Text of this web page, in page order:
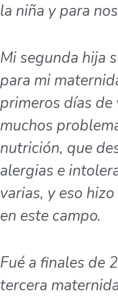
la niña y para
Mi segunda hija
para mi
primeros días de
muchos
nutrición, que
alergias e
varias, y eso
en este campo.
Fué a finales de
tercera